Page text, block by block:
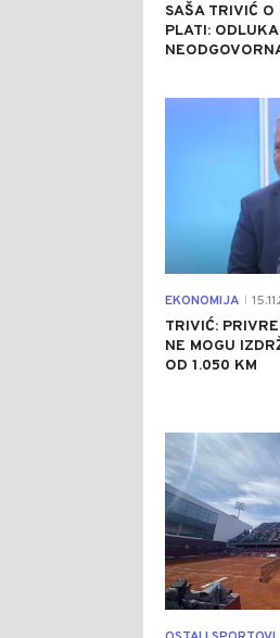
SAŠA TRIVIĆ O
PLATI:
EKONOMIJA
TRIVIĆ:
NE MOGU
OD 1.050 KM